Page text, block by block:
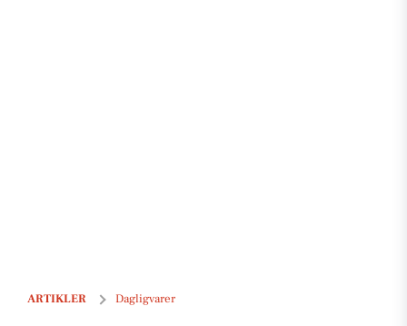
ARTIKLER Dagligvarer
Gøl pølser til 30 kr. og Yoggi yoghurt til kun 12 kr. hos DagliBrugsen